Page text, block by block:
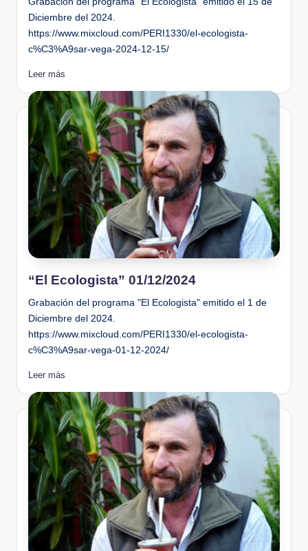
Diciembre del 2024.
https://www.mixcloud.com/PERI1330/el-ecologista-
c%C3%A9sar-vega-2024-12-15/
Leer más
“El Ecologista” 01/12/2024
Grabación del programa "El Ecologista" emitido el 1 de
Diciembre del 2024.
https://www.mixcloud.com/PERI1330/el-ecologista-
c%C3%A9sar-vega-01-12-2024/
Leer más